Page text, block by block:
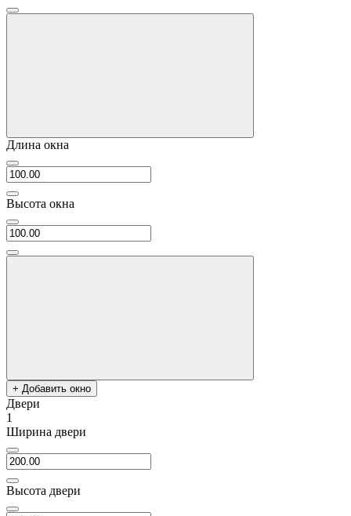
Длина окна
Высота окна
+ Добавить окно
Двери
1
Ширина двери
Высота двери